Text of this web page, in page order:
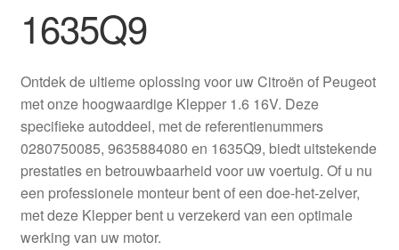
Betalingen
Contact
Kassa
Klachten
Klachtenprocedure
1635Q9
Ontdek de ultieme oplossing voor uw Citroën of Peugeot
met onze hoogwaardige Klepper 1.6 16V. Deze
specifieke autoddeel, met de referentienummers
0280750085, 9635884080 en 1635Q9, biedt uitstekende
prestaties en betrouwbaarheid voor uw voertuig. Of u nu
een professionele monteur bent of een doe-het-zelver,
met deze Klepper bent u verzekerd van een optimale
werking van uw motor.